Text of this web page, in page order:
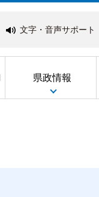
文字・音声サポート
県政情報